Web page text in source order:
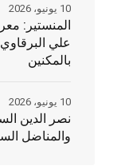
المنستير:
علي
بالمكنين
10 يونيو، 2026
نصر الدين
والمناضل
10 يونيو، 2026